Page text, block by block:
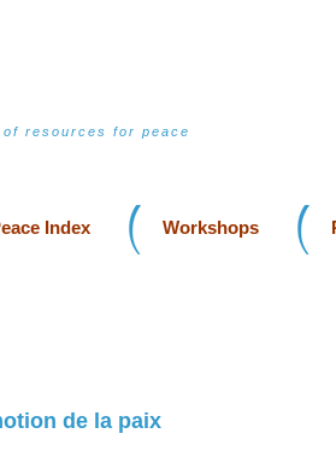
of resources for peace
Index Workshops
de la paix